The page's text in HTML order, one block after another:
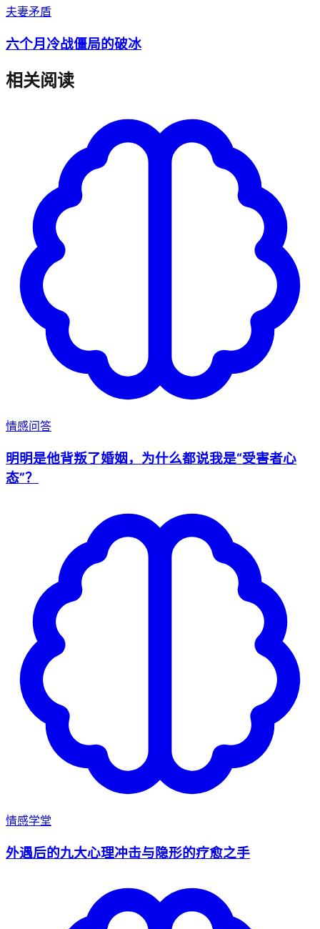
夫妻矛盾
六个月冷战僵局的破冰
相关阅读
情感问答
明明是他背叛了婚姻，为什么都说我是“受害者心
态”？
情感学堂
外遇后的九大心理冲击与隐形的疗愈之手